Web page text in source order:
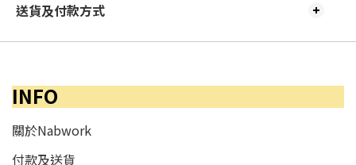
送貨及付款方式
INFO
關於Nabwork
付款及送貨